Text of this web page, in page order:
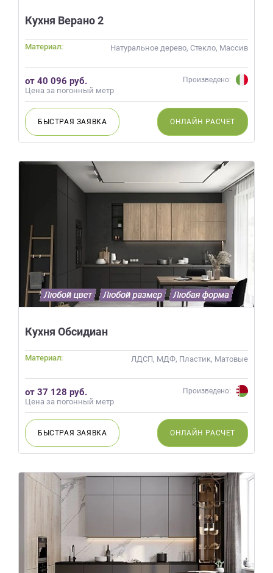
Кухня Верано 2
Материал: Натуральное дерево, Стекло, Массив
от 40 096 руб.
Цена за погонный метр
Произведено:
БЫСТРАЯ ЗАЯВКА ОНЛАЙН РАСЧЕТ
Кухня Обсидиан
Материал: ЛДСП, МДФ, Пластик, Матовые
от 37 128 руб.
Цена за погонный метр
Произведено:
БЫСТРАЯ ЗАЯВКА ОНЛАЙН РАСЧЕТ